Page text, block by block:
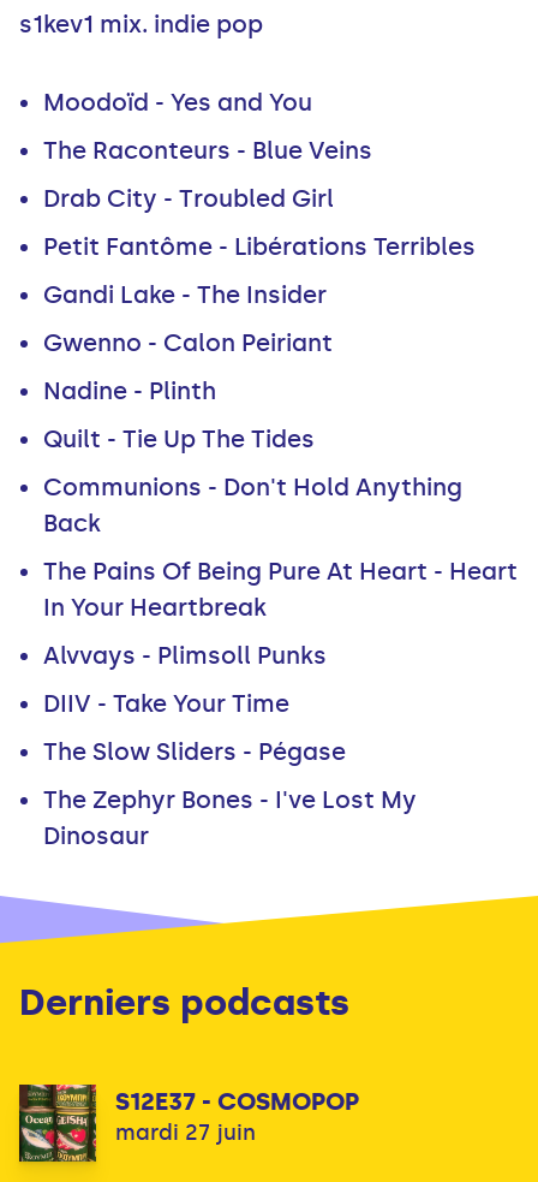
s1kev1 mix. indie pop
Moodoïd - Yes and You
The Raconteurs - Blue Veins
Drab City - Troubled Girl
Petit Fantôme - Libérations Terribles
Gandi Lake - The Insider
Gwenno - Calon Peiriant
Nadine - Plinth
Quilt - Tie Up The Tides
Communions - Don't Hold Anything
Back
The Pains Of Being Pure At Heart - Heart
In Your Heartbreak
Alvvays - Plimsoll Punks
DIIV - Take Your Time
The Slow Sliders - Pégase
The Zephyr Bones - I've Lost My
Dinosaur
Derniers podcasts
S12E37 - COSMOPOP
mardi 27 juin